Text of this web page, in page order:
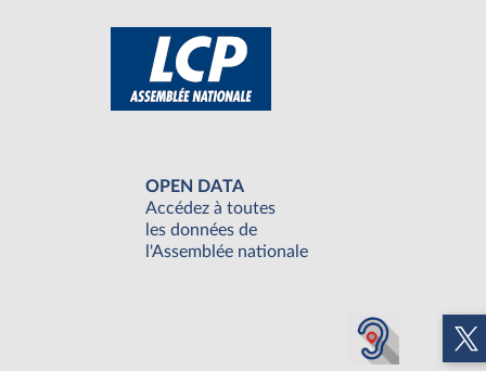
OPEN DATA
Accédez à toutes
les données de
l'Assemblée nationale